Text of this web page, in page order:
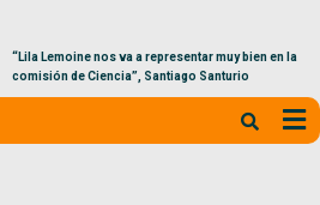
“Lila Lemoine nos va a representar muy bien en la
comisión de Ciencia”, Santiago Santurio